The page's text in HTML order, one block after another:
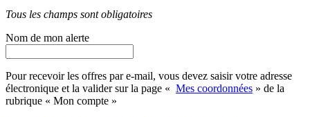
Tous les champs sont obligatoires
Nom de mon alerte
Pour recevoir les offres par e-mail, vous devez saisir votre adresse
électronique et la valider sur la page « Mes coordonnées » de la
rubrique « Mon compte »